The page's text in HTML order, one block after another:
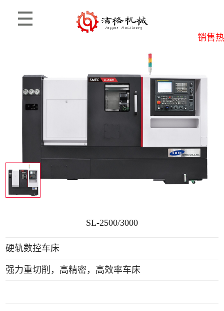
销售
SL-2500/3000
硬轨数控车床
强力重切削，高精密，高效率车床